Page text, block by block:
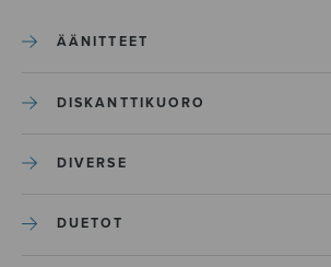
ÄÄNITTEET
DISKANTTIKUORO
DIVERSE
DUETOT